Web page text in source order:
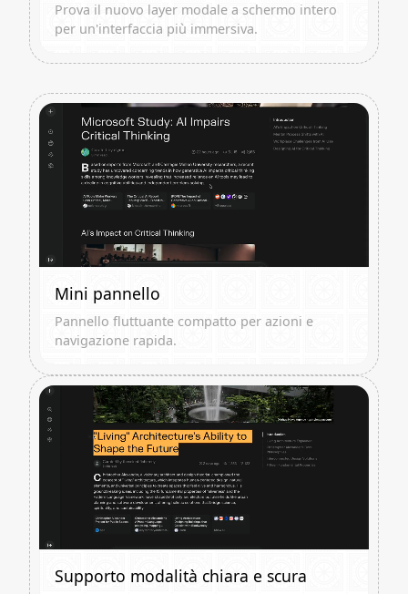
Prova il nuovo layer modale a schermo intero
per un'interfaccia più immersiva.
Mini pannello
Pannello fluttuante compatto per azioni e
navigazione rapida.
Supporto modalità chiara e scura